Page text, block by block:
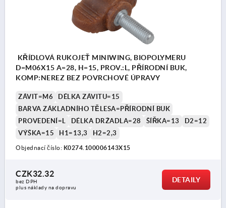
KŘÍDLOVÁ RUKOJEŤ MINIWING, BIOPOLYMERU
D=M06X15 A=28, H=15, PROV.:L, PŘÍRODNÍ BUK,
KOMP:NEREZ BEZ POVRCHOVÉ ÚPRAVY
ZÁVIT=M6
DÉLKA ZÁVITU=15
BARVA ZÁKLADNÍHO TĚLESA=PŘÍRODNÍ BUK
PROVEDENÍ=L
DÉLKA DRŽADLA=28 ŠÍŘKA=13
D2=12
VÝŠKA=15
H1=13,3 H2=2,3
Objednací číslo: K0274.100006143X15
CZK32.32
bez DPH
plus náklady na dopravu
DETAILY